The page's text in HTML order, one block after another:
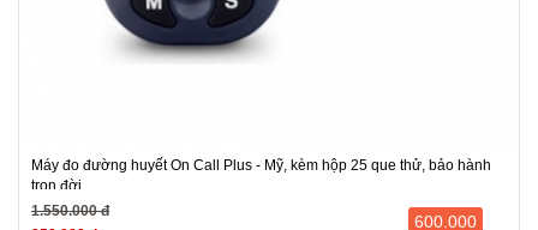
Máy đo đường huyết On Call Plus - Mỹ, kèm hộp 25 que thử, bảo hành
trọn đời
1.550.000 đ
600.000